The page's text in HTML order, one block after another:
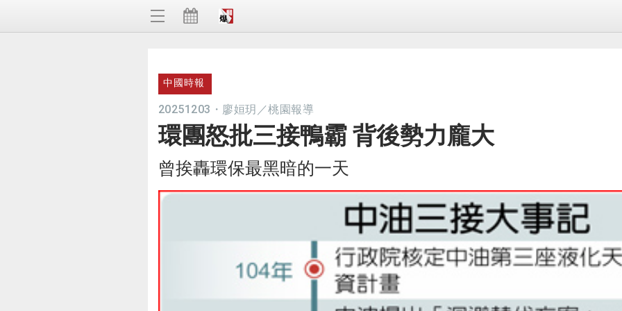
中國時報
20251203 ・ 廖姮玥／桃園報導
環團怒批三接鴨霸 背後勢力龐大
曾挨轟環保最黑暗的一天